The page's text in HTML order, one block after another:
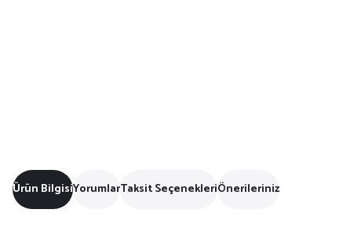
Ürün BilgisiYorumlarTaksit SeçenekleriÖnerileriniz